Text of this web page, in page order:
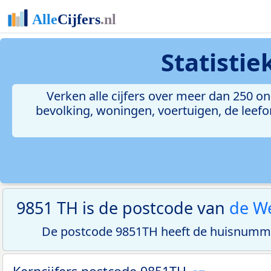
Verken alle cijfers over meer dan 250
bevolking, woningen, voertuigen, de
9851 TH is de postcode van de
De postcode 9851TH heeft de